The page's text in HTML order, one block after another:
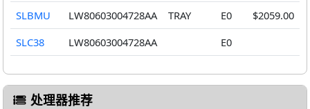
SLBMU
LW80603004728AA TRAY E0
$2059.00
SLC38
LW80603004728AA E0
处理器推荐